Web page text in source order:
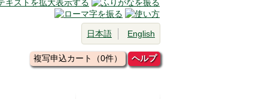
日本語 English
複写申込カート（0件） ヘルプ